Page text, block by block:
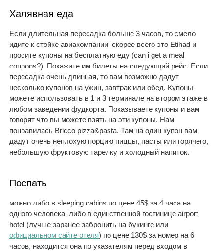
Халявная еда
Если длительная пересадка больше 3 часов, то смело
идите к стойке авиакомпании, скорее всего это Etihad и
просите купоны на бесплатную еду (can i get a meal
coupons?). Покажите им билеты на следующий рейс. Если
пересадка очень длинная, то вам возможно дадут
несколько купонов на ужин, завтрак или обед. Купоны
можете использовать в 1 и 3 терминале на втором этаже в
любом заведении фудкорта. Показываете купоны и вам
говорят что вы можете взять на эти купоны. Нам
понравилась Bricco pizza&pasta. Там на один купон вам
дадут очень неплохую порцию пиццы, пасты или горячего,
небольшую фруктовую тарелку и холодный напиток.
Поспать
можно либо в sleeping cabins по цене 45$ за 4 часа на
одного человека, либо в единственной гостинице airport
hotel (лучше заранее забронить на букинге или
официальном сайте отеля) по цене 130$ за номер на 6
часов, находится она по указателям перед входом в